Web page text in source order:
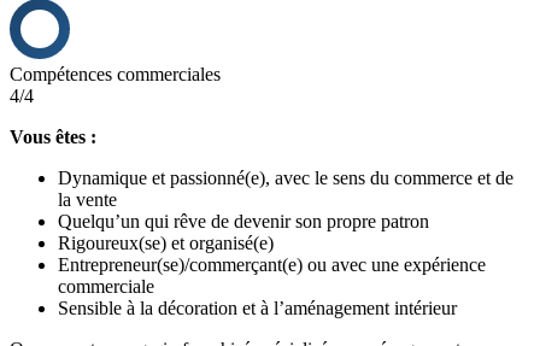
Compétences commerciales
4/4
Vous êtes :
Dynamique et passionné(e), avec le sens du commerce et de
la vente
Quelqu’un qui rêve de devenir son propre patron
Rigoureux(se) et organisé(e)
Entrepreneur(se)/commerçant(e) ou avec une expérience
commerciale
Sensible à la décoration et à l’aménagement intérieur